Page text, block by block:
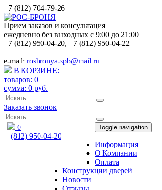
+7 (812) 704-79-26
Прием заказов и консультация
ежедневно без выходных с 9:00 до 21:00
+7 (812) 950-04-20, +7 (812) 950-04-22
e-mail: rosbronya-spb@mail.ru
В КОРЗИНЕ:
товаров: 0
сумма: 0 руб.
Заказать звонок
0
(812) 950-04-20
rosbronya-spb@mail.ru
Toggle navigation
Информация
О Компании
Оплата
Конструкции дверей
Новости
Отзывы